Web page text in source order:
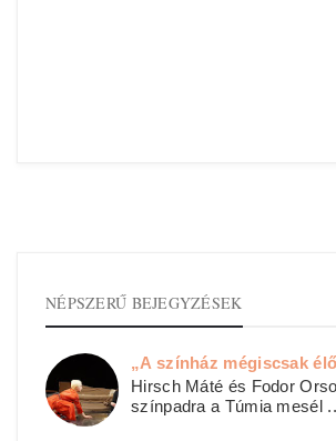
NÉPSZERŰ BEJEGYZÉSEK
„A színház mégiscsak
Hirsch Máté és Fodor
színpadra a Túmia mesél